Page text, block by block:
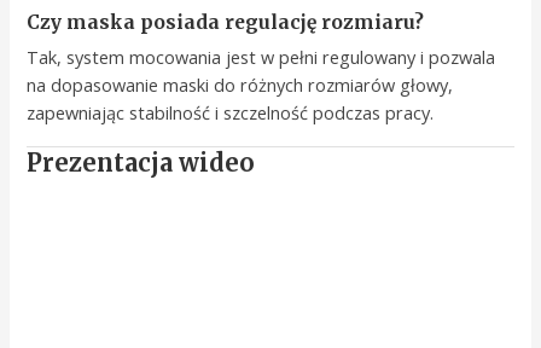
Czy maska posiada regulację rozmiaru?
Tak, system mocowania jest w pełni regulowany i pozwala
na dopasowanie maski do różnych rozmiarów głowy,
zapewniając stabilność i szczelność podczas pracy.
Prezentacja wideo